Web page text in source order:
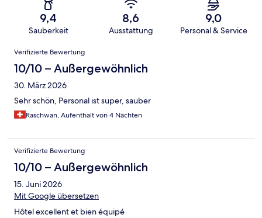
9,4
Sauberkeit
8,6
Ausstattung
9,0
Personal & Service
Bewertungen
Verifizierte Bewertung
10/10 – Außergewöhnlich
30. März 2026
Sehr schön, Personal ist super, sauber
Raschwan, Aufenthalt von 4 Nächten
Verifizierte Bewertung
10/10 – Außergewöhnlich
15. Juni 2026
Mit Google übersetzen
Hôtel excellent et bien équipé